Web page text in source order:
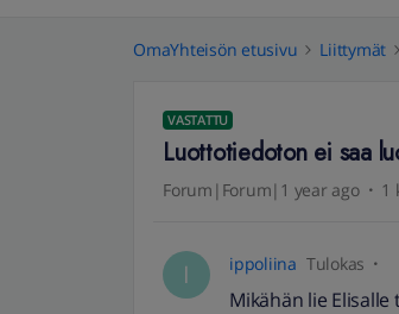
OmaYhteisön etusivu Liittymät
VASTATTU
Luottotiedoton ei saa
Forum|Forum|1 year ago 1
I ippoliina Tulokas
Mikähän lie